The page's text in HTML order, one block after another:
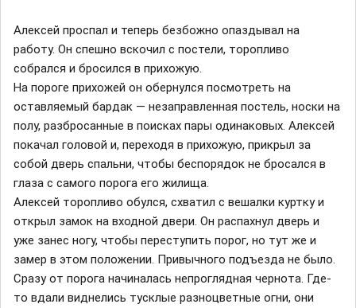
Алексей проспал и теперь безбожно опаздывал на
работу. Он спешно вскочил с постели, торопливо
собрался и бросился в прихожую.
На пороге прихожей он обернулся посмотреть на
оставляемый бардак — незаправленная постель, носки на
полу, разбросанные в поисках пары одинаковых. Алексей
покачал головой и, переходя в прихожую, прикрыл за
собой дверь спальни, чтобы беспорядок не бросался в
глаза с самого порога его жилища.
Алексей торопливо обулся, схватил с вешалки куртку и
открыл замок на входной двери. Он распахнул дверь и
уже занес ногу, чтобы переступить порог, но тут же и
замер в этом положении. Привычного подъезда не было.
Сразу от порога начиналась непроглядная чернота. Где-
то вдали виднелись тусклые разноцветные огни, они